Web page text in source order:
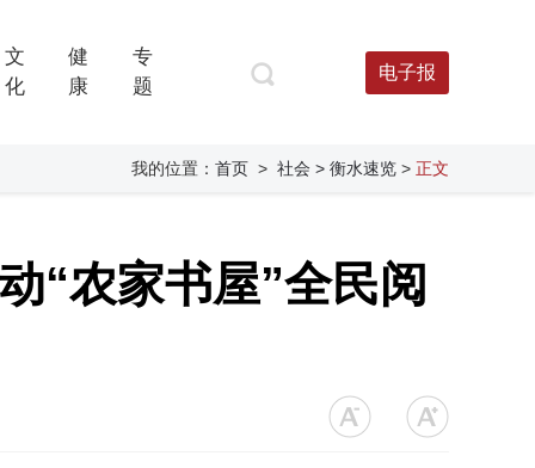
文
化
健
康
专
题
电子报
我的位置： 首页 > 社会 > 衡水速览 > 正文
“农家书屋”全民阅